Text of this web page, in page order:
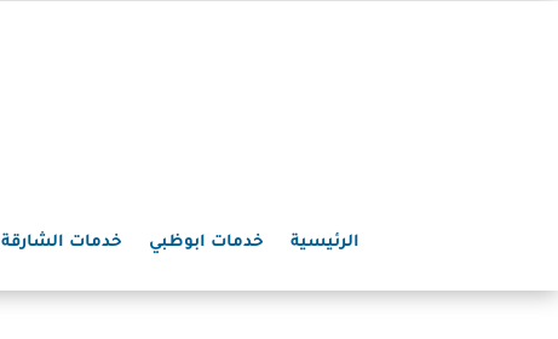
الرئيسية خدمات ابوظبي خدمات الشارقة